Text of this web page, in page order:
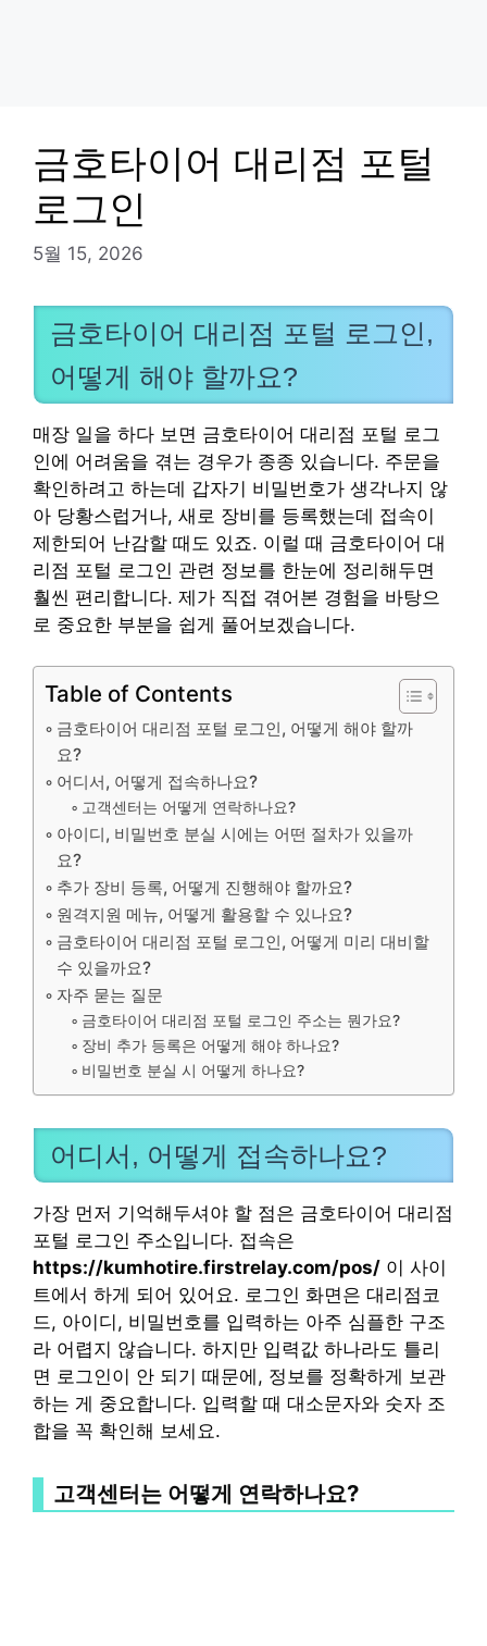
금호타이어 대리점 포털
로그인
5월 15, 2026
금호타이어 대리점 포털 로그인,
어떻게 해야 할까요?
매장 일을 하다 보면 금호타이어 대리점 포털 로그
인에 어려움을 겪는 경우가 종종 있습니다. 주문을
확인하려고 하는데 갑자기 비밀번호가 생각나지 않
아 당황스럽거나, 새로 장비를 등록했는데 접속이
제한되어 난감할 때도 있죠. 이럴 때 금호타이어 대
리점 포털 로그인 관련 정보를 한눈에 정리해두면
훨씬 편리합니다. 제가 직접 겪어본 경험을 바탕으
로 중요한 부분을 쉽게 풀어보겠습니다.
Table of Contents
금호타이어 대리점 포털 로그인, 어떻게 해야 할까
요?
어디서, 어떻게 접속하나요?
고객센터는 어떻게 연락하나요?
아이디, 비밀번호 분실 시에는 어떤 절차가 있을까
요?
추가 장비 등록, 어떻게 진행해야 할까요?
원격지원 메뉴, 어떻게 활용할 수 있나요?
금호타이어 대리점 포털 로그인, 어떻게 미리 대비할
수 있을까요?
자주 묻는 질문
금호타이어 대리점 포털 로그인 주소는 뭔가요?
장비 추가 등록은 어떻게 해야 하나요?
비밀번호 분실 시 어떻게 하나요?
어디서, 어떻게 접속하나요?
가장 먼저 기억해두셔야 할 점은 금호타이어 대리점
포털 로그인 주소입니다. 접속은
https://kumhotire.firstrelay.com/pos/ 이 사이
트에서 하게 되어 있어요. 로그인 화면은 대리점코
드, 아이디, 비밀번호를 입력하는 아주 심플한 구조
라 어렵지 않습니다. 하지만 입력값 하나라도 틀리
면 로그인이 안 되기 때문에, 정보를 정확하게 보관
하는 게 중요합니다. 입력할 때 대소문자와 숫자 조
합을 꼭 확인해 보세요.
고객센터는 어떻게 연락하나요?